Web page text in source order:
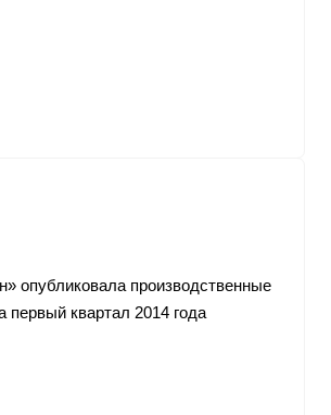
опубликовала производственные
первый квартал 2014 года